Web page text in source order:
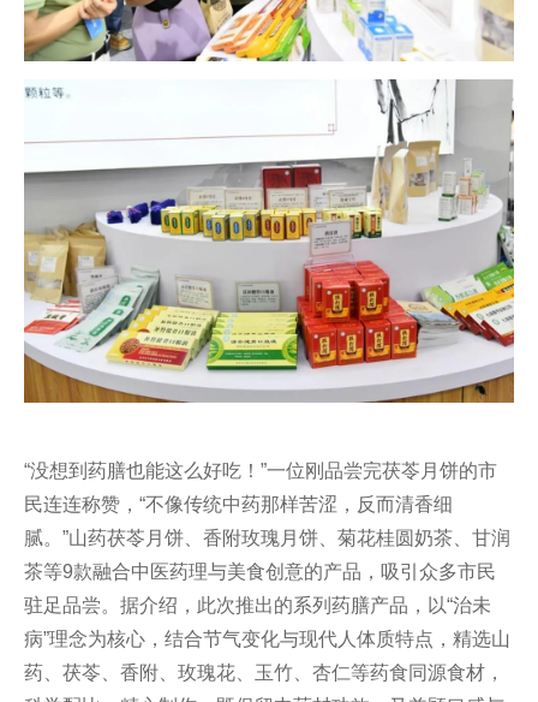
“没想到药膳也能这么好吃！”一位刚品尝完茯苓月饼的市
民连连称赞，“不像传统中药那样苦涩，反而清香细
腻。”山药茯苓月饼、香附玫瑰月饼、菊花桂圆奶茶、甘润
茶等9款融合中医药理与美食创意的产品，吸引众多市民
驻足品尝。据介绍，此次推出的系列药膳产品，以“治未
病”理念为核心，结合节气变化与现代人体质特点，精选山
药、茯苓、香附、玫瑰花、玉竹、杏仁等药食同源食材，